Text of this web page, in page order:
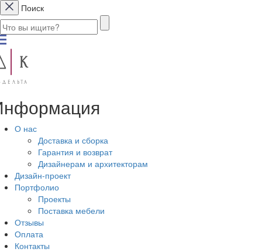
Поиск
О нас
Доставка и сборка
Гарантия и возврат
Дизайнерам и архитекторам
Дизайн-проект
Портфолио
Проекты
Поставка мебели
Отзывы
Оплата
Контакты